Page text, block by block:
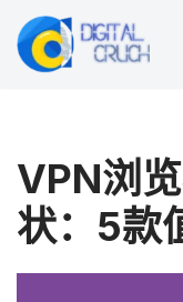
跳
VPN浏
状：5款